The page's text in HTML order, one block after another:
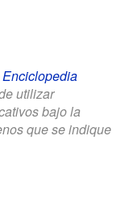
Enciclopedia
utilizar
bajo la
que se indique